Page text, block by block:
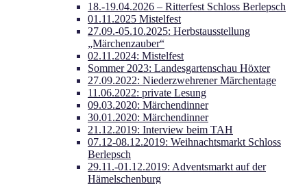
18.-19.04.2026 – Ritterfest Schloss Berlepsch
01.11.2025 Mistelfest
27.09.-05.10.2025: Herbstausstellung
„Märchenzauber“
02.11.2024: Mistelfest
Sommer 2023: Landesgartenschau Höxter
27.09.2022: Niederzwehrener Märchentage
11.06.2022: private Lesung
09.03.2020: Märchendinner
30.01.2020: Märchendinner
21.12.2019: Interview beim TAH
07.12-08.12.2019: Weihnachtsmarkt Schloss
Berlepsch
29.11.-01.12.2019: Adventsmarkt auf der
Hämelschenburg